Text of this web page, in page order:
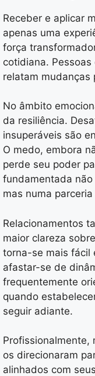
Receber e aplicar
apenas uma
força
cotidiana.
relatam mudanças
No âmbito
da resiliência.
insuperáveis são
O medo, embora
perde seu poder
fundamentada
mas numa
Relacionamentos
maior clareza
torna-se mais fácil
afastar-se de
frequentemente
quando
seguir adiante.
Profissionalmente,
os direcionaram
alinhados com